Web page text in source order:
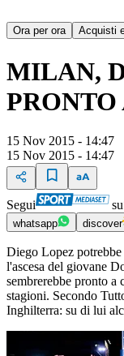
Ora per ora Acquisti
MILAN,
PRONTO
15 Nov 2015 - 14:47
15 Nov 2015 - 14:47
Segui su
whatsapp discover
Diego Lopez
l'ascesa del giovane
sembrerebbe pronto a
stagioni. Secondo
Inghilterra: su di lui